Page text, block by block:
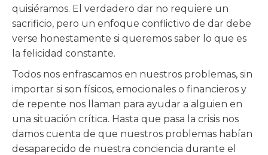
quisiéramos. El verdadero dar no requiere un
sacrificio, pero un enfoque conflictivo de dar debe
verse honestamente si queremos saber lo que es
la felicidad constante.
Todos nos enfrascamos en nuestros problemas, sin
importar si son físicos, emocionales o financieros y
de repente nos llaman para ayudar a alguien en
una situación crítica. Hasta que pasa la crisis nos
damos cuenta de que nuestros problemas habían
desaparecido de nuestra conciencia durante el